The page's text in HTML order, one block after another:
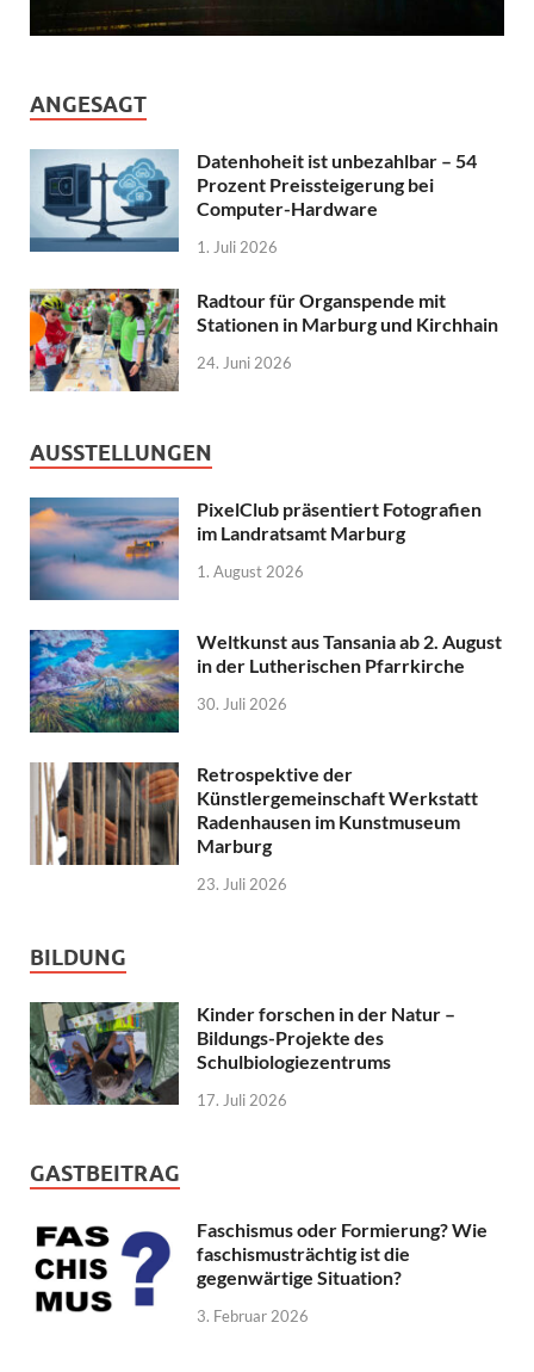
ANGESAGT
Datenhoheit ist unbezahlbar – 54
Prozent Preissteigerung bei
Computer-Hardware
1. Juli 2026
Radtour für Organspende mit
Stationen in Marburg und Kirchhain
24. Juni 2026
AUSSTELLUNGEN
PixelClub präsentiert Fotografien
im Landratsamt Marburg
1. August 2026
Weltkunst aus Tansania ab 2. August
in der Lutherischen Pfarrkirche
30. Juli 2026
Retrospektive der
Künstlergemeinschaft Werkstatt
Radenhausen im Kunstmuseum
Marburg
23. Juli 2026
BILDUNG
Kinder forschen in der Natur –
Bildungs-Projekte des
Schulbiologiezentrums
17. Juli 2026
GASTBEITRAG
Faschismus oder Formierung? Wie
faschismusträchtig ist die
gegenwärtige Situation?
3. Februar 2026